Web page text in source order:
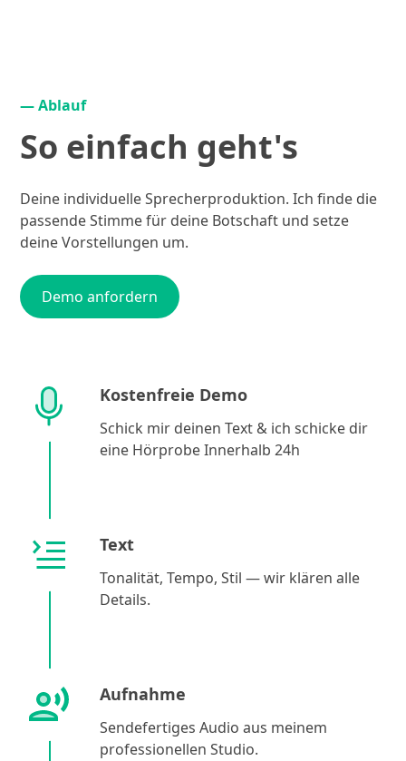
— Ablauf
So einfach geht's
Deine individuelle Sprecherproduktion. Ich finde die
passende Stimme für deine Botschaft und setze
deine Vorstellungen um.
Demo anfordern
Kostenfreie Demo
Schick mir deinen Text & ich schicke dir
eine Hörprobe Innerhalb 24h
Text
Tonalität, Tempo, Stil — wir klären alle
Details.
Aufnahme
Sendefertiges Audio aus meinem
professionellen Studio.